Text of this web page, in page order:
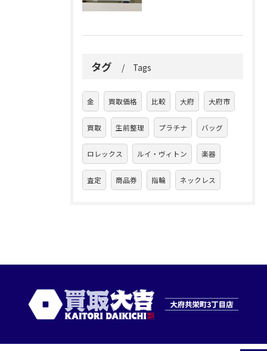
タグ Tags
金 買取価格 比較 大府 大府市
買取 生前整理 プラチナ バッグ
ロレックス ルイ・ヴィトン 楽器
査定 商品券 指輪 ネックレス